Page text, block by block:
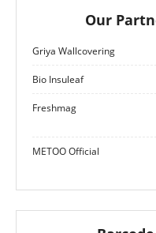
Our
Griya Wallcovering
Bio Insuleaf
Freshmag
METOO Official